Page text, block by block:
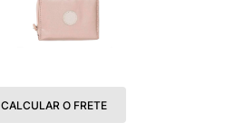
CALCULAR O FRETE